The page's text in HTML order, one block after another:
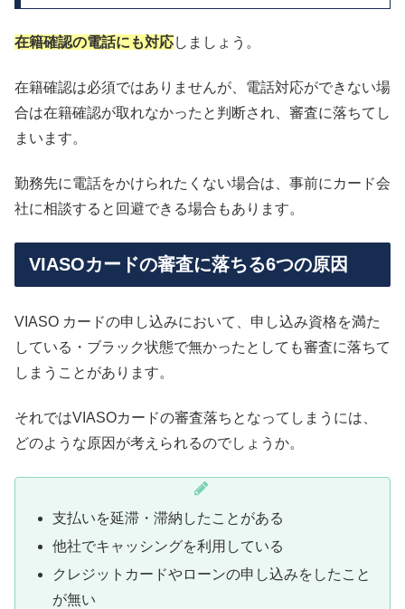
在籍確認の電話にも対応しましょう。
在籍確認は必須ではありませんが、電話対応ができない場
合は在籍確認が取れなかったと判断され、審査に落ちてし
まいます。
勤務先に電話をかけられたくない場合は、事前にカード会
社に相談すると回避できる場合もあります。
VIASOカードの審査に落ちる6つの原因
VIASO カードの申し込みにおいて、申し込み資格を満た
している・ブラック状態で無かったとしても審査に落ちて
しまうことがあります。
それではVIASOカードの審査落ちとなってしまうには、
どのような原因が考えられるのでしょうか。
支払いを延滞・滞納したことがある
他社でキャッシングを利用している
クレジットカードやローンの申し込みをしたこと
が無い